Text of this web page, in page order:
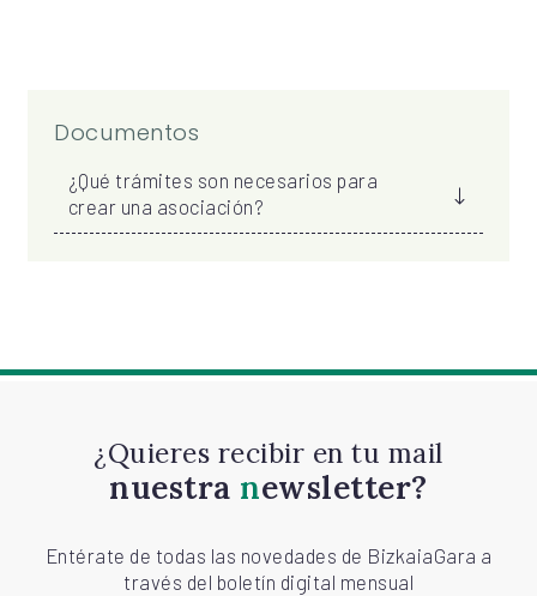
Documentos
¿Qué trámites son necesarios para
crear una asociación?
¿Quieres recibir en tu mail
nuestra newsletter?
Entérate de todas las novedades de BizkaiaGara a
través del boletín digital mensual